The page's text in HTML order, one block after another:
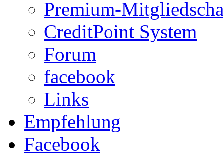
Premium-
CreditPoint System
Forum
facebook
Links
Empfehlung
Facebook